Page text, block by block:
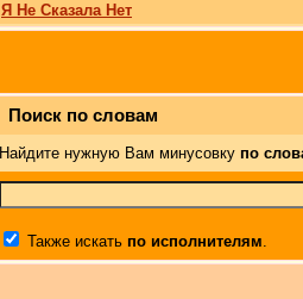
Я Не Сказала Нет
Поиск по словам
Найдите нужную Вам минусовку по
Также искать по исполнителям.